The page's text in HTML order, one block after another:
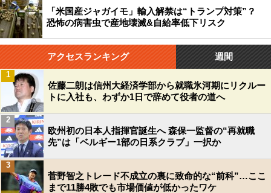
「米国産ジャガイモ」輸入解禁は“トランプ対策”？
恐怖の病害虫で産地壊滅&自給率低下リスク
アクセスランキング 週間
佐藤二朗は信州大経済学部から就職氷河期にリクルー
トに入社も、わずか1日で辞めて役者の道へ
1
欧州初の日本人指揮官誕生へ 森保一監督の“再就職
先”は「ベルギー1部の日系クラブ」一択か
2
菅野智之トレード不成立の裏に致命的な“前科”…ここ
まで11勝4敗でも市場価値が低かったワケ
3